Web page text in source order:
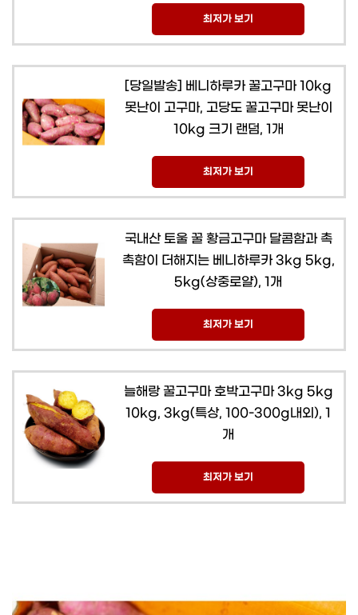
최저가 보기
[당일발송] 베니하루카 꿀고구마 10kg
못난이 고구마, 고당도 꿀고구마 못난이
10kg 크기 랜덤, 1개
최저가 보기
국내산 토울 꿀 황금고구마 달콤함과 촉
촉함이 더해지는 베니하루카 3kg 5kg,
5kg(상중로얄), 1개
최저가 보기
늘해랑 꿀고구마 호박고구마 3kg 5kg
10kg, 3kg(특상, 100-300g내외), 1
개
최저가 보기